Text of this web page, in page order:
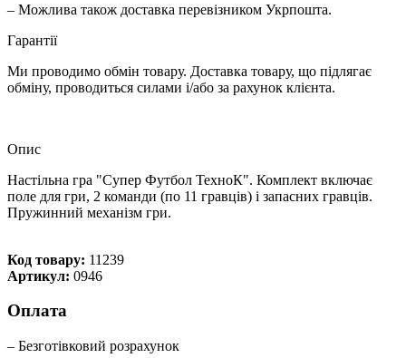
– Можлива також доставка перевізником Укрпошта.
Гарантії
Ми проводимо обмін товару. Доставка товару, що підлягає
обміну, проводиться силами і/або за рахунок клієнта.
Опис
Настільна гра "Супер Футбол ТехноК". Комплект включає
поле для гри, 2 команди (по 11 гравців) і запасних гравців.
Пружинний механізм гри.
Код товару: 11239
Артикул: 0946
Оплата
– Безготівковий розрахунок